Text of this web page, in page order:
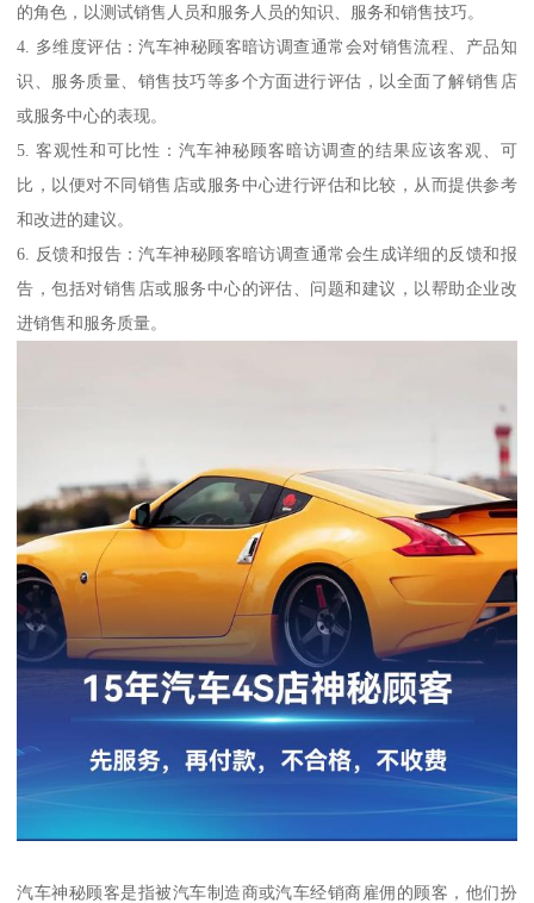
的角色，以测试销售人员和服务人员的知识、服务和销售技巧。
4. 多维度评估：汽车神秘顾客暗访调查通常会对销售流程、产品知
识、服务质量、销售技巧等多个方面进行评估，以全面了解销售店
或服务中心的表现。
5. 客观性和可比性：汽车神秘顾客暗访调查的结果应该客观、可
比，以便对不同销售店或服务中心进行评估和比较，从而提供参考
和改进的建议。
6. 反馈和报告：汽车神秘顾客暗访调查通常会生成详细的反馈和报
告，包括对销售店或服务中心的评估、问题和建议，以帮助企业改
进销售和服务质量。
汽车神秘顾客是指被汽车制造商或汽车经销商雇佣的顾客，他们扮